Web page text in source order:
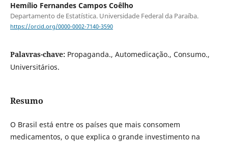
Hemílio Fernandes Campos Coêlho
Departamento de Estatística. Universidade Federal da Paraíba.
https://orcid.org/0000-0002-7140-3590
Palavras-chave: Propaganda., Automedicação., Consumo.,
Universitários.
Resumo
O Brasil está entre os países que mais consomem
medicamentos, o que explica o grande investimento na